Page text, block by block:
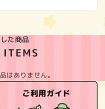
た商品
ITEMS
はありません。